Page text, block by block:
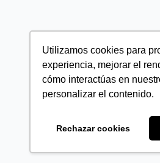
Utilizamos cookies para
experiencia, mejorar el
cómo interactúas en
personalizar el contenido.
Rechazar cookies